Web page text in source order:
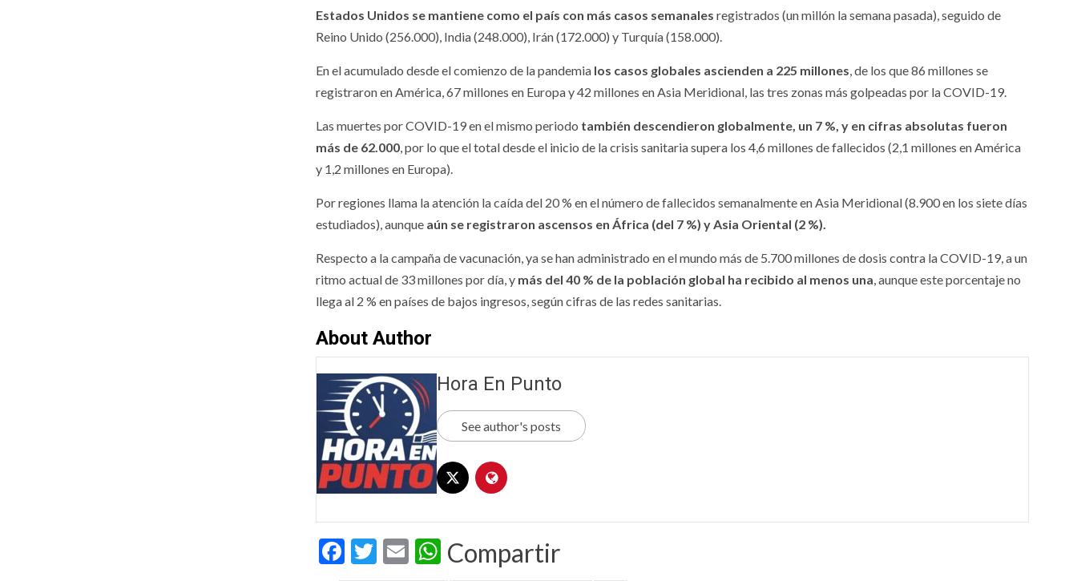
Estados Unidos se mantiene como el país con más casos semanalesregistrados (un millón la semana pasada), seguido de
Reino Unido (256.000), India (248.000), Irán (172.000) y Turquía (158.000).
En el acumulado desde el comienzo de la pandemia los casos globales ascienden a 225 millones , de los que 86 millones se
registraron en América, 67 millones en Europa y 42 millones en Asia Meridional, las tres zonas más golpeadas por la COVID-19.
Las muertes por COVID-19 en el mismo periodo también descendieron globalmente, un 7 %, y en cifras absolutas fueron
más de 62.000 , por lo que el total desde el inicio de la crisis sanitaria supera los 4,6 millones de fallecidos (2,1 millones en América
y 1,2 millones en Europa).
Por regiones llama la atención la caída del 20 % en el número de fallecidos semanalmente en Asia Meridional (8.900 en los siete días
estudiados), aunque aún se registraron ascensos en África (del 7 %) y Asia Oriental (2 %).
Respecto a la campaña de vacunación, ya se han administrado en el mundo más de 5.700 millones de dosis contra la COVID-19, a un
ritmo actual de 33 millones por día, y más del 40 % de la población global ha recibido al menos una , aunque este porcentaje no
llega al 2 % en países de bajos ingresos, según cifras de las redes sanitarias.
About Author
Hora En Punto
See author's posts
Facebook
Twitter
EmailWhatsApp
Compartir